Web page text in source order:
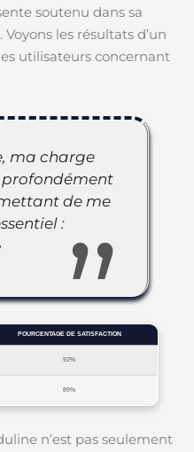
soutenu dans sa
les résultats d’un
utilisateurs concernant
ma charge
de me
:
POURCENTAGE DE SATISFACTION
92%
89%
n’est pas seulement